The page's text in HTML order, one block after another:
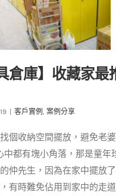
【內湖玩具倉庫】收
地
倉庫】收藏家最
客戶實例 , 案例分享
個收納空間擺放，避免老
中都有塊小角落，那是童年
仲先生，因為在家中擺放
有時難免佔用到家中的走